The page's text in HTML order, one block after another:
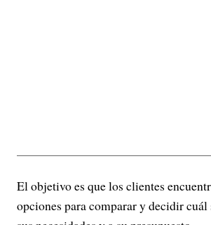
El objetivo es que los clientes
opciones para comparar y decidir cuál